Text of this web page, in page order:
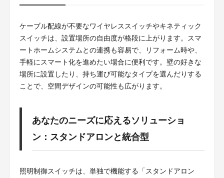
ケーブル配線が不要なワイヤレススイッチやキネティック
スイッチは、設置場所の自由度が格段に上がります。スマ
ートホームシステムとの連携も容易で、リフォーム時や、
手軽にスマート化を進めたい場合に便利です。壁の好きな
場所に設置したり、持ち運び可能なタイプを選んだりする
ことで、空間デザインの可能性も広がります。
あなたのニーズに応えるソリューショ
ン：スタンドアロンと統合型
照明制御スイッチは、単独で機能する「スタンドアロン